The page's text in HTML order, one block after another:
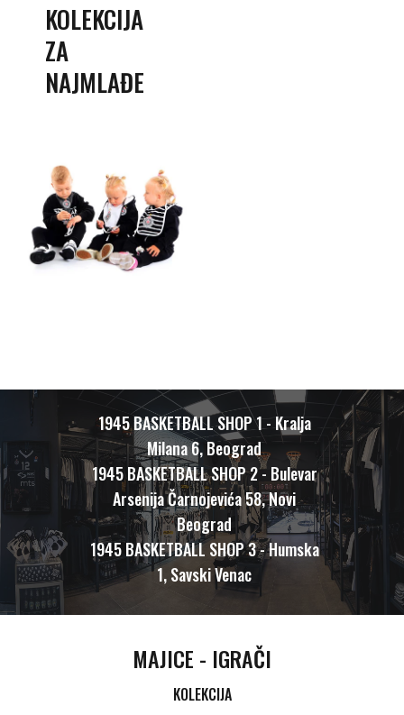
KOLEKCIJA
ZA
NAJMLAĐE
1945 BASKETBALL SHOP 1 - Kralja
Milana 6, Beograd
1945 BASKETBALL SHOP 2 - Bulevar
Arsenija Čarnojevića 58, Novi
Beograd
1945 BASKETBALL SHOP 3 - Humska
1, Savski Venac
MAJICE - IGRAČI
KOLEKCIJA